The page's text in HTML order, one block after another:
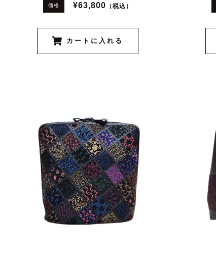
価格 ¥63,800 （税込）
カートに入れる